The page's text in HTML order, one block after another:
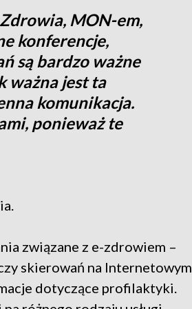
MON-em,
konferencje,
są bardzo ważne
ważna jest ta
komunikacja.
ponieważ te
związane z e-zdrowiem –
skierowań na Internetowym
dotyczące profilaktyki.